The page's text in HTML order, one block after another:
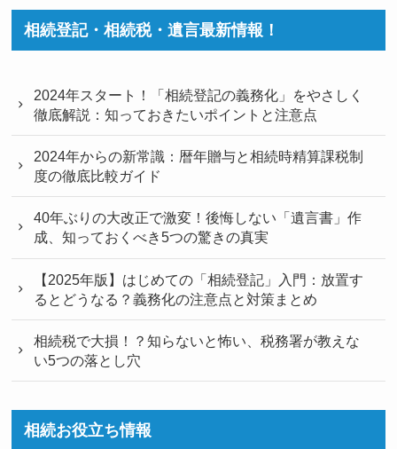
相続登記・相続税・遺言最新情報！
2024年スタート！「相続登記の義務化」をやさしく
徹底解説：知っておきたいポイントと注意点
2024年からの新常識：暦年贈与と相続時精算課税制
度の徹底比較ガイド
40年ぶりの大改正で激変！後悔しない「遺言書」作
成、知っておくべき5つの驚きの真実
【2025年版】はじめての「相続登記」入門：放置す
るとどうなる？義務化の注意点と対策まとめ
相続税で大損！？知らないと怖い、税務署が教えな
い5つの落とし穴
相続お役立ち情報